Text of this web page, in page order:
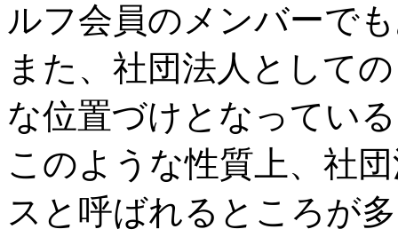
ルフ会員のメンバーで
また、社団法人として
な位置づけとなってい
このような性質上、社
スと呼ばれるところが